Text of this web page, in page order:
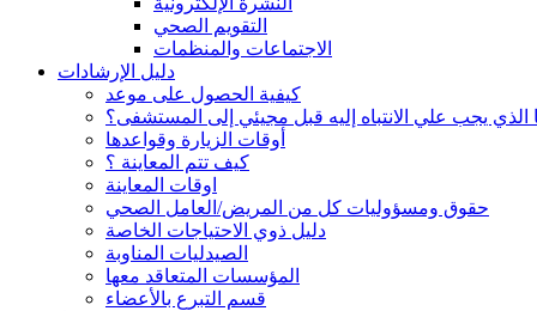
التقويم الصحي
الاجتماعات والمنظمات
دليل الإرشادات
كيفية الحصول على موعد
الذي يجب علي الانتباه إليه قبل مجيئي إلى المستشفى؟
أوقات الزيارة وقواعدها
كيف تتم المعاينة ؟
اوقات المعاينة
حقوق ومسؤوليات كل من المريض/العامل الصحي
دليل ذوي الاحتياجات الخاصة
الصيدليات المناوبة
المؤسسات المتعاقد معها
قسم التبرع بالأعضاء